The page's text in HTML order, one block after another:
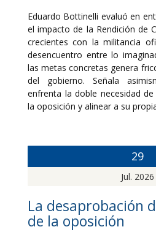
Eduardo Bottinelli evaluó en
el impacto de la Rendición de
crecientes con la militancia
desencuentro entre lo
las metas concretas genera
del gobierno. Señala
enfrenta la doble necesidad
la oposición y alinear a su
29
Jul. 2026
La desaprobación
de la oposición